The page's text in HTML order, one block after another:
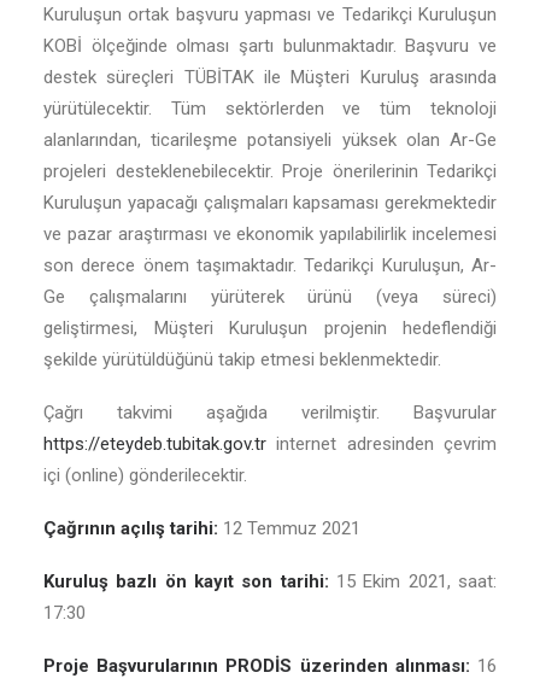
Kuruluşun ortak başvuru yapması ve Tedarikçi Kuruluşun
KOBİ ölçeğinde olması şartı bulunmaktadır. Başvuru ve
destek süreçleri TÜBİTAK ile Müşteri Kuruluş arasında
yürütülecektir. Tüm sektörlerden ve tüm teknoloji
alanlarından, ticarileşme potansiyeli yüksek olan Ar-Ge
projeleri desteklenebilecektir. Proje önerilerinin Tedarikçi
Kuruluşun yapacağı çalışmaları kapsaması gerekmektedir
ve pazar araştırması ve ekonomik yapılabilirlik incelemesi
son derece önem taşımaktadır. Tedarikçi Kuruluşun, Ar-
Ge çalışmalarını yürüterek ürünü (veya süreci)
geliştirmesi, Müşteri Kuruluşun projenin hedeflendiği
şekilde yürütüldüğünü takip etmesi beklenmektedir.
Çağrı takvimi aşağıda verilmiştir. Başvurular
https://eteydeb.tubitak.gov.tr internet adresinden çevrim
içi (online) gönderilecektir.
Çağrının açılış tarihi: 12 Temmuz 2021
Kuruluş bazlı ön kayıt son tarihi: 15 Ekim 2021, saat:
17:30
Proje Başvurularının PRODİS üzerinden alınması: 16